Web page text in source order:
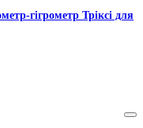
гігрометр Тріксі для